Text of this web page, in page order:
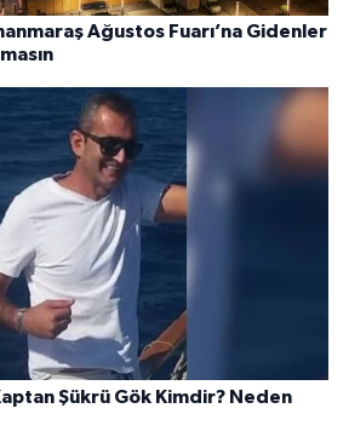
Ağustos Fuarı’na Gidenler
Şükrü Gök Kimdir? Neden